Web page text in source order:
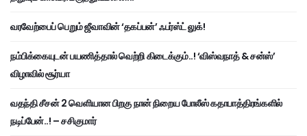
வரவேற்பைப் பெறும் ஜீவாவின் ‘தகப்பன்’ ஃபர்ஸ்ட் லுக்!
நம்பிக்கையுடன் பயணித்தால் வெற்றி கிடைக்கும்..! ‘விஸ்வநாத் & சன்ஸ்’
விழாவில் சூர்யா
வதந்தி சீசன் 2 வெளியான பிறகு நான் நிறைய போலீஸ் கதாபாத்திரங்களில்
நடிப்பேன்..! – சசிகுமார்